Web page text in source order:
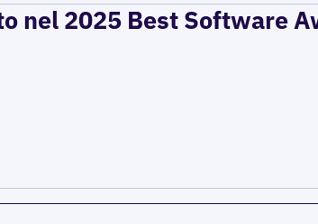
nel 2025 Best Software